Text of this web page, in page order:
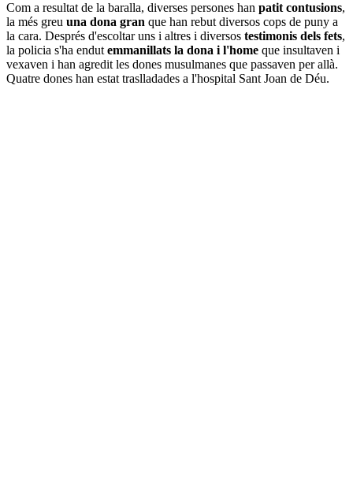
Com a resultat de la baralla, diverses persones han patit contusions,
la més greu una dona gran que han rebut diversos cops de puny a
la cara. Després d'escoltar uns i altres i diversos testimonis dels fets,
la policia s'ha endut emmanillats la dona i l'home que insultaven i
vexaven i han agredit les dones musulmanes que passaven per allà.
Quatre dones han estat traslladades a l'hospital Sant Joan de Déu.